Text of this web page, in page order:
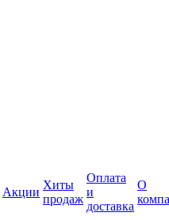
Акции
Хиты
продаж
Оплата
и
доставка
О